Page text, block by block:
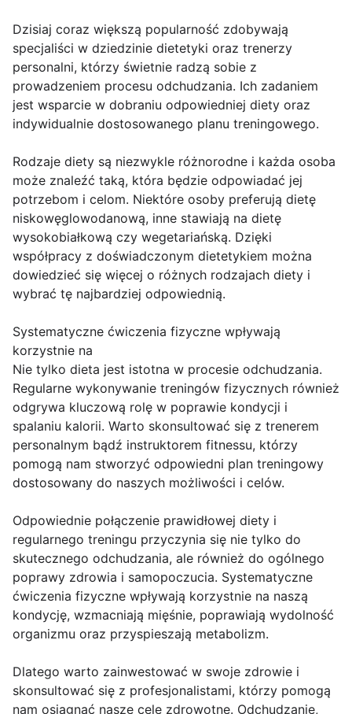
Dzisiaj coraz większą popularność zdobywają
specjaliści w dziedzinie dietetyki oraz trenerzy
personalni, którzy świetnie radzą sobie z
prowadzeniem procesu odchudzania. Ich zadaniem
jest wsparcie w dobraniu odpowiedniej diety oraz
indywidualnie dostosowanego planu treningowego.
Rodzaje diety są niezwykle różnorodne i każda osoba
może znaleźć taką, która będzie odpowiadać jej
potrzebom i celom. Niektóre osoby preferują dietę
niskowęglowodanową, inne stawiają na dietę
wysokobiałkową czy wegetariańską. Dzięki
współpracy z doświadczonym dietetykiem można
dowiedzieć się więcej o różnych rodzajach diety i
wybrać tę najbardziej odpowiednią.
Systematyczne ćwiczenia fizyczne wpływają
korzystnie na
Nie tylko dieta jest istotna w procesie odchudzania.
Regularne wykonywanie treningów fizycznych również
odgrywa kluczową rolę w poprawie kondycji i
spalaniu kalorii. Warto skonsultować się z trenerem
personalnym bądź instruktorem fitnessu, którzy
pomogą nam stworzyć odpowiedni plan treningowy
dostosowany do naszych możliwości i celów.
Odpowiednie połączenie prawidłowej diety i
regularnego treningu przyczynia się nie tylko do
skutecznego odchudzania, ale również do ogólnego
poprawy zdrowia i samopoczucia. Systematyczne
ćwiczenia fizyczne wpływają korzystnie na naszą
kondycję, wzmacniają mięśnie, poprawiają wydolność
organizmu oraz przyspieszają metabolizm.
Dlatego warto zainwestować w swoje zdrowie i
skonsultować się z profesjonalistami, którzy pomogą
nam osiągnąć nasze cele zdrowotne. Odchudzanie,